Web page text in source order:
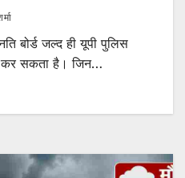
बोर्ड जल्द ही यूपी पुलिस
कर सकता है। जिन…